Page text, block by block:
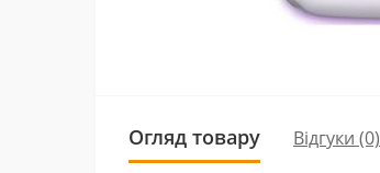
Огляд товару Відгуки (0)